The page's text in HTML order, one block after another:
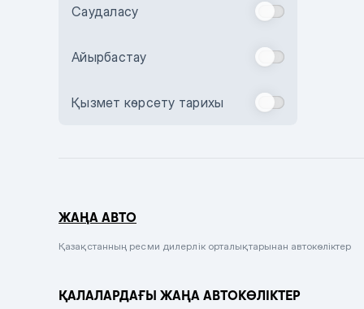
Зеленый
Бежевый
Комбинированный
Сиреневый металлик
Вишневый
Саудаласу
Айырбастау
Қызмет көрсету тарихы
ЖАҢА АВТО
Қазақстанның ресми дилерлік орталықтарынан автокөліктер
ҚАЛАЛАРДАҒЫ ЖАҢА АВТОКӨЛІКТЕР